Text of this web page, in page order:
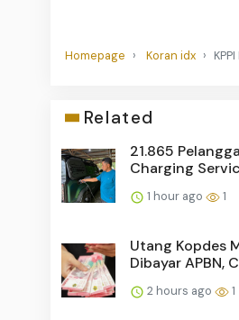
Homepage Koran idx
Related
21.865
Charging
1 hour ago 1
Utang Kopdes
Dibayar APBN,
2 hours ago 1